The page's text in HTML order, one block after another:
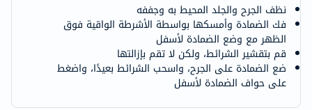
نظف الجرح والجلد المحيط به وجففه
فك الضمادة وأمسكها بواسطة الأشرطة الواقية فوق
الظهر مع وضع الضمادة لأسفل
قم بتقشير الشرائط، ولكن لا تقم بإزالتها
ضع الضمادة على الجرح، واسحب الشرائط بعيدًا، واضغط
على حواف الضمادة لأسفل